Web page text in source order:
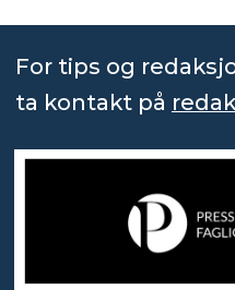
For tips og
ta kontakt på